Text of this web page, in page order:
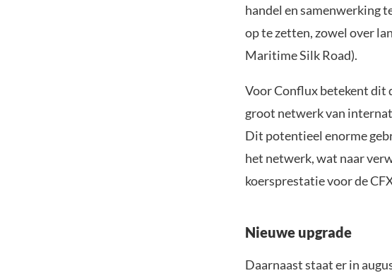
handel en samenwerking
op te zetten, zowel over
Maritime Silk Road).
Voor Conflux betekent dit
groot netwerk van
Dit potentieel enorme
het netwerk, wat naar
koersprestatie voor de
Nieuwe upgrade
Daarnaast staat er in